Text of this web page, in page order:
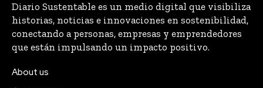
Diario Sustentable es un medio digital que visibiliza
historias, noticias e innovaciones en sostenibilidad,
conectando a personas, empresas y emprendedores
que están impulsando un impacto positivo.
About us